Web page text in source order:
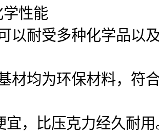
性能
以耐受多种化学品以
材均为环保材料，符
宜，比压克力经久耐用